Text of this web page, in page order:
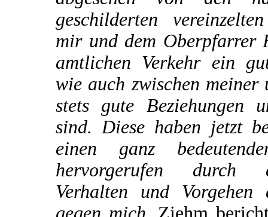
geschilderten
mir und dem Oberpfarrer
amtlichen Verkehr ein
wie auch zwischen
stets gute Beziehungen
sind. Diese haben jetzt
einen ganz
hervorgerufen durch
Verhalten und Vorgehen